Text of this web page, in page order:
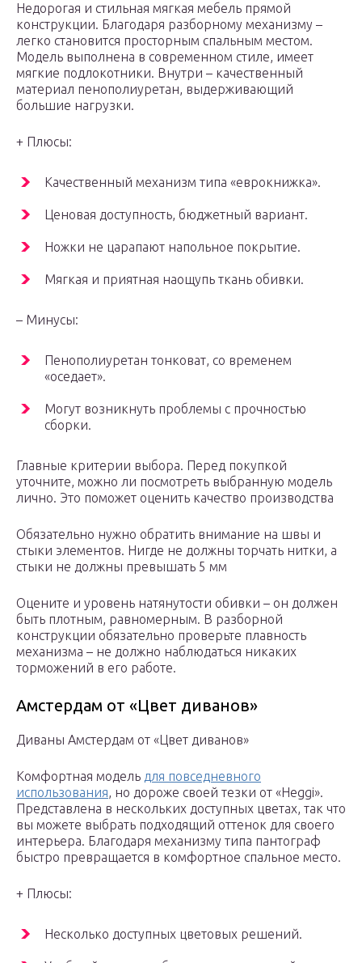
Недорогая и стильная мягкая мебель прямой
конструкции. Благодаря разборному механизму –
легко становится просторным спальным местом.
Модель выполнена в современном стиле, имеет
мягкие подлокотники. Внутри – качественный
материал пенополиуретан, выдерживающий
большие нагрузки.
+ Плюсы:
Качественный механизм типа «еврокнижка».
Ценовая доступность, бюджетный вариант.
Ножки не царапают напольное покрытие.
Мягкая и приятная наощупь ткань обивки.
– Минусы:
Пенополиуретан тонковат, со временем
«оседает».
Могут возникнуть проблемы с прочностью
сборки.
Главные критерии выбора. Перед покупкой
уточните, можно ли посмотреть выбранную модель
лично. Это поможет оценить качество производства
Обязательно нужно обратить внимание на швы и
стыки элементов. Нигде не должны торчать нитки, а
стыки не должны превышать 5 мм
Оцените и уровень натянутости обивки – он должен
быть плотным, равномерным. В разборной
конструкции обязательно проверьте плавность
механизма – не должно наблюдаться никаких
торможений в его работе.
Амстердам от «Цвет диванов»
Диваны Амстердам от «Цвет диванов»
Комфортная модель для повседневного
использования, но дороже своей тезки от «Heggi».
Представлена в нескольких доступных цветах, так что
вы можете выбрать подходящий оттенок для своего
интерьера. Благодаря механизму типа пантограф
быстро превращается в комфортное спальное место.
+ Плюсы:
Несколько доступных цветовых решений.